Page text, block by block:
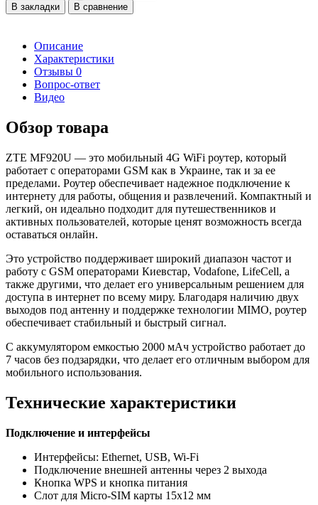
В закладки
В сравнение
Описание
Характеристики
Отзывы 0
Вопрос-ответ
Видео
Обзор товара
ZTE MF920U — это мобильный 4G WiFi роутер, который
работает с операторами GSM как в Украине, так и за ее
пределами. Роутер обеспечивает надежное подключение к
интернету для работы, общения и развлечений. Компактный и
легкий, он идеально подходит для путешественников и
активных пользователей, которые ценят возможность всегда
оставаться онлайн.
Это устройство поддерживает широкий диапазон частот и
работу с GSM операторами Киевстар, Vodafone, LifeCell, а
также другими, что делает его универсальным решением для
доступа в интернет по всему миру. Благодаря наличию двух
выходов под антенну и поддержке технологии MIMO, роутер
обеспечивает стабильный и быстрый сигнал.
С аккумулятором емкостью 2000 мАч устройство работает до
7 часов без подзарядки, что делает его отличным выбором для
мобильного использования.
Технические характеристики
Подключение и интерфейсы
Интерфейсы: Ethernet, USB, Wi-Fi
Подключение внешней антенны через 2 выхода
Кнопка WPS и кнопка питания
Слот для Micro-SIM карты 15х12 мм